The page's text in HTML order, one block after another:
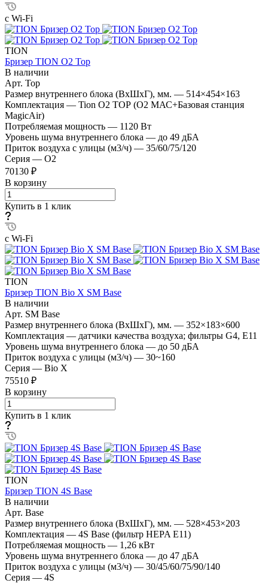
с Wi-Fi
TION
Бризер TION O2 Top
В наличии
Арт. Top
Размер внутреннего блока (ВхШхГ), мм. — 514×454×163
Комплектация — Tion O2 ТОР (O2 МАС+Базовая станция
MagicAir)
Потребляемая мощность — 1120 Вт
Уровень шума внутреннего блока — до 49 дБА
Приток воздуха с улицы (м3/ч) — 35/60/75/120
Серия — O2
70130 ₽
В корзину
Купить в 1 клик
с Wi-Fi
TION
Бризер TION Bio X SM Base
В наличии
Арт. SM Base
Размер внутреннего блока (ВхШхГ), мм. — 352×183×600
Комплектация — датчики качества воздуха; фильтры G4, E11
Уровень шума внутреннего блока — до 50 дБА
Приток воздуха с улицы (м3/ч) — 30~160
Серия — Bio X
75510 ₽
В корзину
Купить в 1 клик
TION
Бризер TION 4S Base
В наличии
Арт. Base
Размер внутреннего блока (ВхШхГ), мм. — 528×453×203
Комплектация — 4S Base (фильтр HEPA Е11)
Потребляемая мощность — 1,26 кВт
Уровень шума внутреннего блока — до 47 дБА
Приток воздуха с улицы (м3/ч) — 30/45/60/75/90/140
Серия — 4S